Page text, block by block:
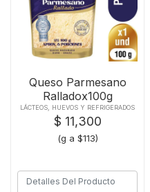
Queso Parmesano
Ralladox100g
LÁCTEOS, HUEVOS Y REFRIGERADOS
$ 11,300
(g a $113)